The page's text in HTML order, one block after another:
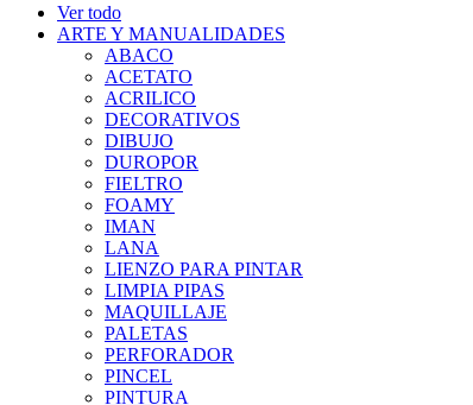
Ver todo
ARTE Y MANUALIDADES
ABACO
ACETATO
ACRILICO
DECORATIVOS
DIBUJO
DUROPOR
FIELTRO
FOAMY
IMAN
LANA
LIENZO PARA PINTAR
LIMPIA PIPAS
MAQUILLAJE
PALETAS
PERFORADOR
PINCEL
PINTURA